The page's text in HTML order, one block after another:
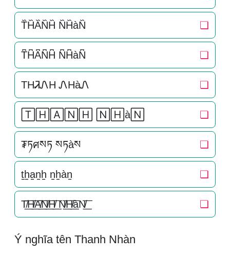
T᷈H᷈A᷈N᷈H᷈ N᷈H᷈àN᷈ ❏
T͆H͆A͆N͆H͆ N͆H͆àN͆ ❏
THᏘᏁH ᏁHàᏁ ❏
🅃🄷🄰🄽🄷 🄽🄷à🄽 ❏
₮ཏศསཏ སཏàས ❏
t̠h̠a̠n̠h̠ n̠h̠àn̠ ❏
T̸͟͞H̸͟͞A̸͟͞N̸͟͞H̸͟͞ N̸͟͞H̸͟͞àN̸͟͞ ❏
Ý nghĩa tên Thanh Nhàn